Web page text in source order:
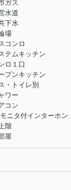
ガス
水道
下水
場
コンロ
テムキッチン
ロ１口
プンキッチン
・トイレ別
ワー
コン
ニタ付インターホン
階
屋